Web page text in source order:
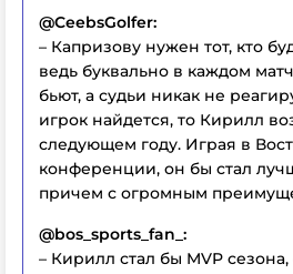
@CeebsGolfer:
– Капризову нужен тот, кто
ведь буквально в каждом
бьют, а судьи никак не
игрок найдется, то Кирилл
следующем году. Играя в
конференции, он бы стал
причем с огромным
@bos_sports_fan_:
– Кирилл стал бы MVP